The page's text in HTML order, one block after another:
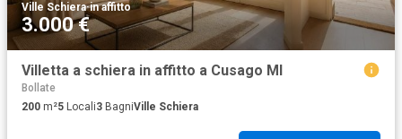
Ville Schiera·in affitto
3.000 €
Villetta a schiera in affitto a Cusago MI
Bollate
200 m²5 Locali3 BagniVille Schiera